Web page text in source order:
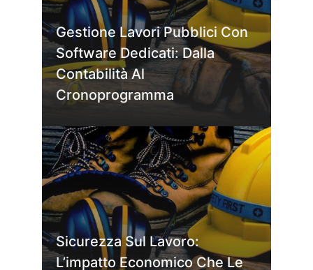
Gestione Lavori Pubblici Con
Software Dedicati: Dalla
Contabilità Al
Cronoprogramma
Sicurezza Sul Lavoro:
L’impatto Economico Che Le